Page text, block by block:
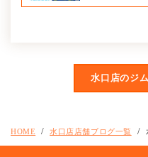
水口店のジ
HOME 水口店店舗ブログ一覧